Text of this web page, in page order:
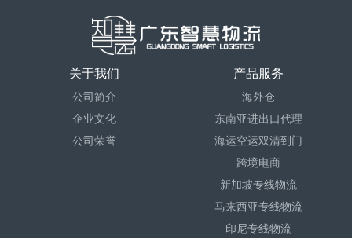
关于我们
公司简介
企业文化
公司荣誉
产品服务
海外仓
东南亚进出口代理
海运空运双清到门
跨境电商
新加坡专线物流
马来西亚专线物流
印尼专线物流